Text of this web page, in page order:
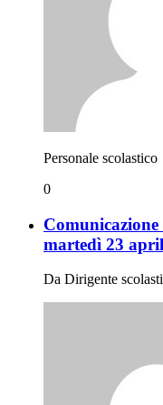
Personale scolastico
0
martedì 23
Da Dirigente